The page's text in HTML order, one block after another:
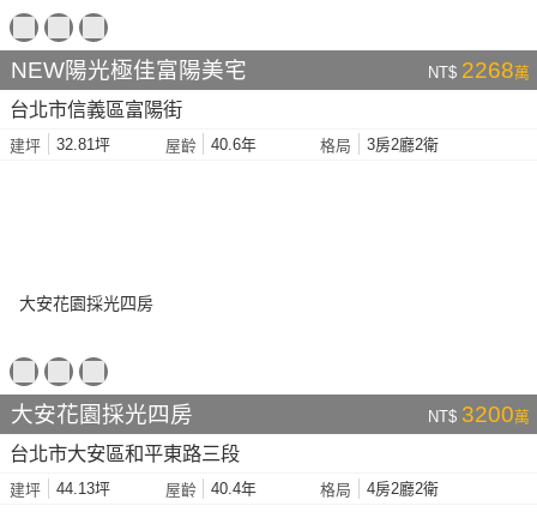
NEW陽光極佳富陽美宅 NT$ 2268萬
台北市信義區富陽街
建坪 32.81坪 屋齡 40.6年 格局 3房2廳2衛
大安花園採光四房 NT$ 3200萬
台北市大安區和平東路三段
建坪 44.13坪 屋齡 40.4年 格局 4房2廳2衛